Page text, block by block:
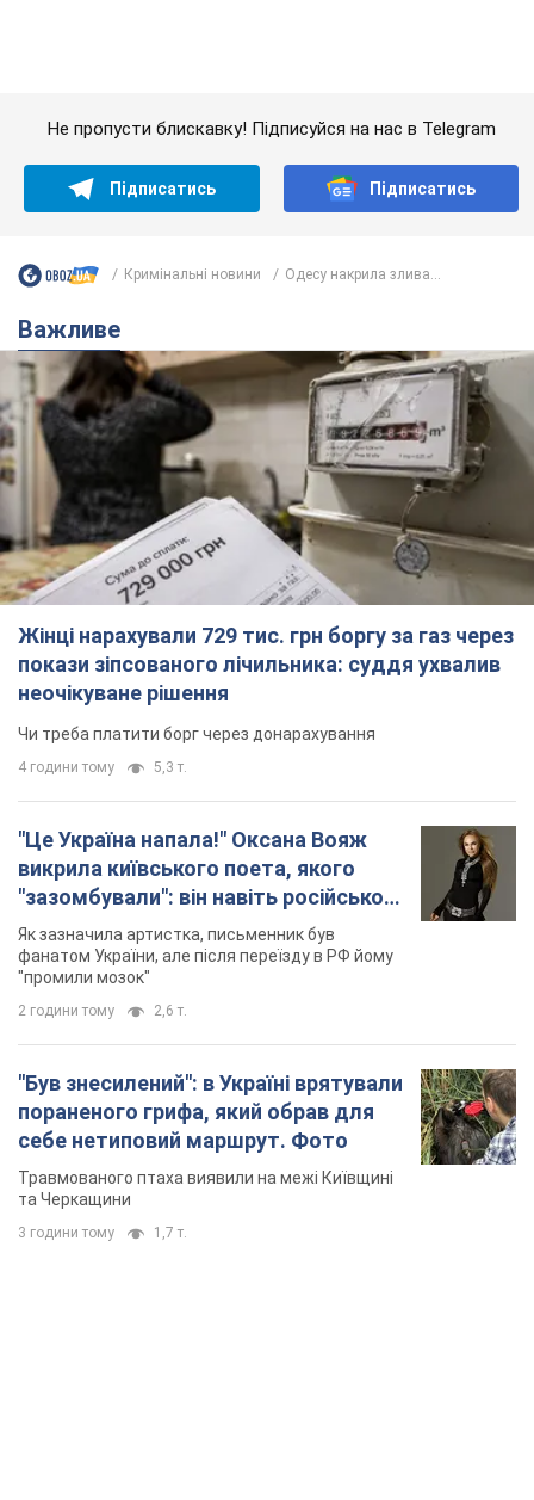
Не пропусти блискавку! Підписуйся на нас в Telegram
Підписатись Підписатись
Кримінальні новини Одесу накрила злива...
Важливе
Жінці нарахували 729 тис. грн боргу за газ через
покази зіпсованого лічильника: суддя ухвалив
неочікуване рішення
Чи треба платити борг через донарахування
4 години тому 5,3 т.
"Це Україна напала!" Оксана Вояж
викрила київського поета, якого
"зазомбували": він навіть російської
не знав, а тепер хоче геноциду
українців
Як зазначила артистка, письменник був
фанатом України, але після переїзду в РФ йому
"промили мозок"
2 години тому 2,6 т.
"Був знесилений": в Україні врятували
пораненого грифа, який обрав для
себе нетиповий маршрут. Фото
Травмованого птаха виявили на межі Київщині
та Черкащини
3 години тому 1,7 т.